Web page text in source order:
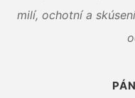
milí, ochotní a